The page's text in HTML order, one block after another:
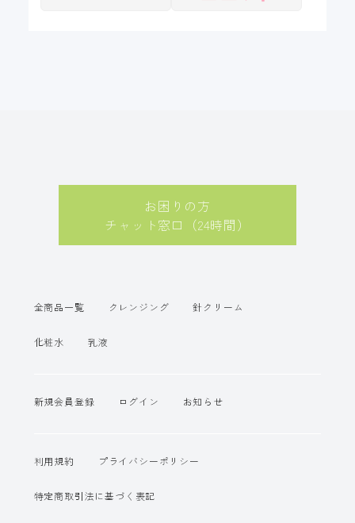
お困りの方
チャット窓口（24時間）
全商品一覧 クレンジング 針クリーム
化粧水 乳液
新規会員登録 ログイン お知らせ
利用規約 プライバシーポリシー
特定商取引法に基づく表記